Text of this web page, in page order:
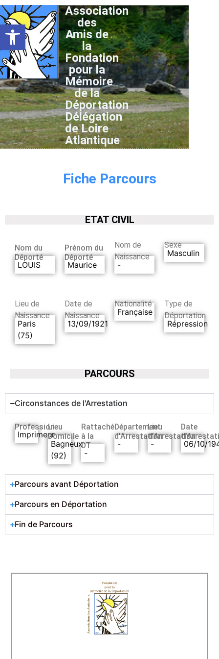
Ouvrir la barre d’outils
Association
des
Amis de
la
Fondation
pour la
Mémoire
de la
Déportation
Délégation
de Loire
Atlantique
Fiche Parcours
ETAT CIVIL
Nom du
Déporté
LOUIS
Prénom du
Déporté
Maurice
Nom de
Naissance
-
Sexe
Masculin
Lieu de
Naissance
Paris
(75)
Date de
Naissance
13/09/1921
Nationalité
Française
Type de
Déportation
Répression
PARCOURS
Circonstances de l'Arrestation
Profession
Imprimeur
Lieu
Domicile
Bagneux
(92)
Rattaché
à la
DT
-
Département
d’Arrestation
-
Lieu
d’Arrestation
-
Date
06/10/
Parcours avant Déportation
Parcours en Déportation
Fin de Parcours